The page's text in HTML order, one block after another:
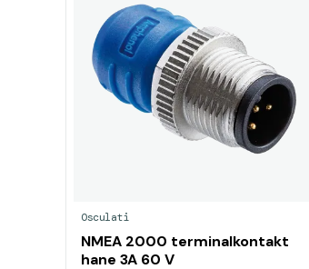
Osculati
NMEA 2000 terminalkontakt
hane 3A 60 V